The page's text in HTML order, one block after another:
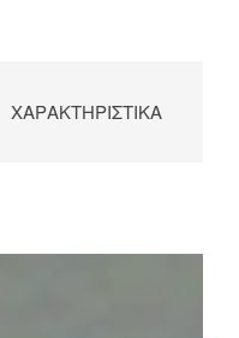
ΧΑΡΑΚΤΗΡΙΣΤΙΚΆ